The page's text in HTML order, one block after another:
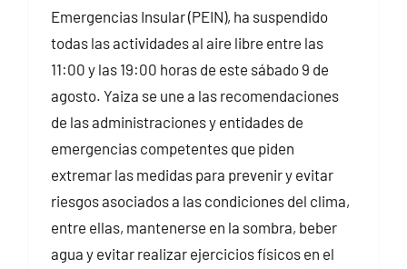
Emergencias Insular (PEIN), ha suspendido
todas las actividades al aire libre entre las
11:00 y las 19:00 horas de este sábado 9 de
agosto. Yaiza se une a las recomendaciones
de las administraciones y entidades de
emergencias competentes que piden
extremar las medidas para prevenir y evitar
riesgos asociados a las condiciones del clima,
entre ellas, mantenerse en la sombra, beber
agua y evitar realizar ejercicios físicos en el